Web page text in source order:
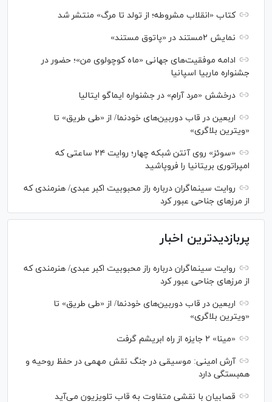
کتاب «انقلاب مشروطه؛ از تولد تا مرگ» منتشر شد
نمایش ۲مستند در «پاتوق مستند»
ادامه موفقیت‌های جهانی «ماه کوچولوی من»؛ حضور در
جشنواره ماربیا اسپانیا
درخشش «مرد آرام» در جشنواره ایماگو ایتالیا
اربعین در قاب دوربین‌های خودنما/ از «طی طریق» تا
«ویترین بلاگری»
«سوئز» روی آنتن شبکه چهار؛ روایت ۲۴ ساعتی که
امپراتوری بریتانیا را فروپاشید
روایت سینماگران درباره راز محبوبیت اکبر عبدی/ هنرمندی که
از مرزهای جناحی عبور کرد
پربازدیدترین اخبار
روایت سینماگران درباره راز محبوبیت اکبر عبدی/ هنرمندی که
از مرزهای جناحی عبور کرد
اربعین در قاب دوربین‌های خودنما/ از «طی طریق» تا
«ویترین بلاگری»
«مینا» ۲ جایزه از راه ابریشم گرفت
آرش امینی: موسیقی در جنگ نقش مهمی در حفظ روحیه و
همبستگی دارد
قصابیان با نقشی متفاوت به قاب تلویزیون می‌آید